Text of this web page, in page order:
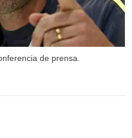
de prensa.